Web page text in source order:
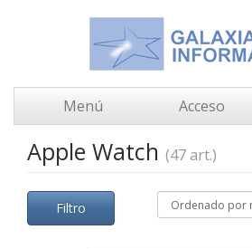
Menú Acceso
Apple Watch (47 art.)
Filtro